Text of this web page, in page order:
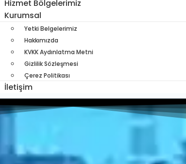
Hizmet Bölgelerimiz
Kurumsal
Yetki Belgelerimiz
Hakkımızda
KVKK Aydınlatma Metni
Gizlilik Sözleşmesi
Çerez Politikası
İletişim